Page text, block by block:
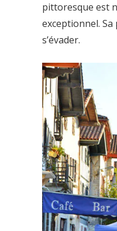
pittoresque est
exceptionnel.
s’évader.